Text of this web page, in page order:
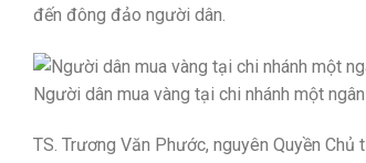
đến đông đảo người dân.
Người dân mua vàng tại chi nhánh một
TS. Trương Văn Phước, nguyên Quyền